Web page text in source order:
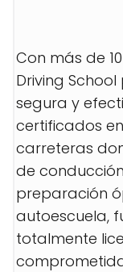
Con más de
Driving
segura y
certificados
carreteras
de
preparación
autoescuela,
totalmente